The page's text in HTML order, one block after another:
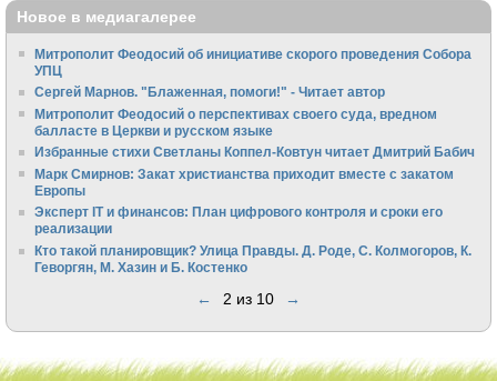
Новое в медиагалерее
Митрополит Феодосий об инициативе скорого проведения Собора
УПЦ
Сергей Марнов. "Блаженная, помоги!" - Читает автор
Митрополит Феодосий о перспективах своего суда, вредном
балласте в Церкви и русском языке
Избранные стихи Светланы Коппел-Ковтун читает Дмитрий Бабич
Марк Смирнов: Закат христианства приходит вместе с закатом
Европы
Эксперт IT и финансов: План цифрового контроля и сроки его
реализации
Кто такой планировщик? Улица Правды. Д. Роде, С. Колмогоров, К.
Геворгян, М. Хазин и Б. Костенко
← 2 из 10 →